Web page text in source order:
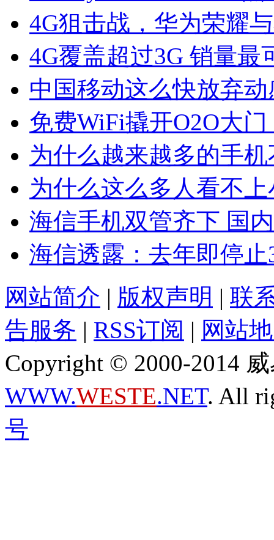
4G狙击战，华为荣耀
4G覆盖超过3G 销量最
中国移动这么快放弃
免费WiFi撬开O2O大
为什么越来越多的手
为什么这么多人看不
海信手机双管齐下 国
海信透露：去年即停止
网站简介 | 版权声明 | 联
告服务 | RSS订阅 | 网站
Copyright © 2000-2014
WWW.WESTE.NET. All
号